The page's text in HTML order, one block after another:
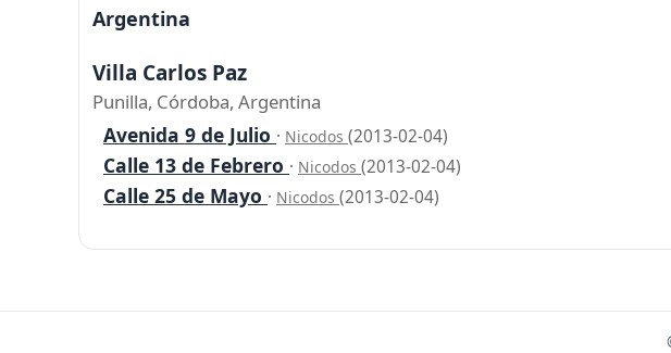
Argentina
Villa Carlos Paz
Punilla, Córdoba, Argentina
Avenida 9 de Julio · Nicodos (2013-02-04)
Calle 13 de Febrero · Nicodos (2013-02-04)
Calle 25 de Mayo · Nicodos (2013-02-04)